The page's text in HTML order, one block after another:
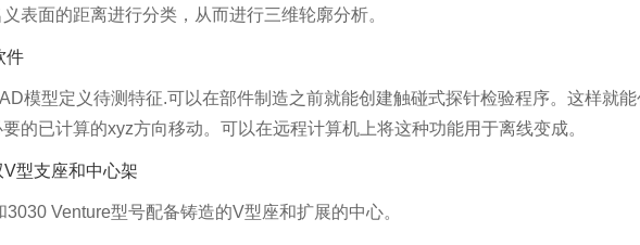
表面的距离进行分类，从而进行三维轮廓分析。
件
模型定义待测特征.可以在部件制造之前就能创建触碰式探针检验程序。这样就
的已计算的xyz方向移动。可以在远程计算机上将这种功能用于离线变成。
型支座和中心架
3030 Venture型号配备铸造的V型座和扩展的中心。